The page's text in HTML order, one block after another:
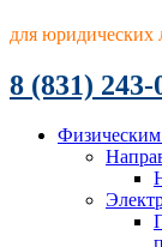
для юридических
8 (831) 243-